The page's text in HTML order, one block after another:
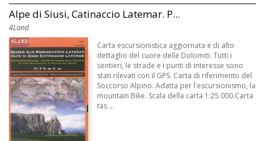
Alpe di Siusi, Catinaccio Latemar. P...
4Land
Carta escursionistica aggiornata e di alto
dettaglio del cuore delle Dolomiti. Tutti i
sentieri, le strade e i punti di interesse sono
stati rilevati con il GPS. Carta di riferimento del
Soccorso Alpino. Adatta per l'escursionismo, la
mountain Bike. Scala della carta 1:25.000.Carta
tas ...